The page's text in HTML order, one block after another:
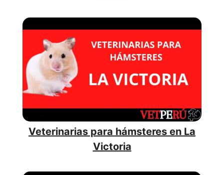
Veterinarias para hámsteres en La
Victoria